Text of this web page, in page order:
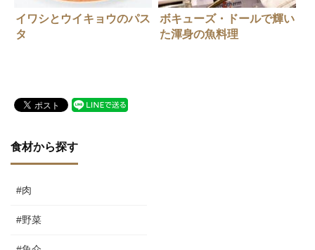
イワシとウイキョウのパス
タ
ボキューズ・ドールで輝い
た渾身の魚料理
食材から探す
#肉
#野菜